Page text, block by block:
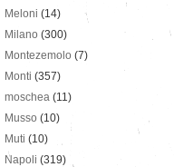
Meloni (14)
Milano (300)
Montezemolo (7)
Monti (357)
moschea (11)
Musso (10)
Muti (10)
Napoli (319)